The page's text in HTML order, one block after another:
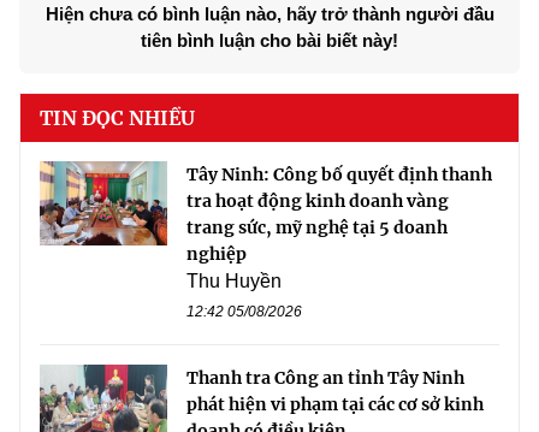
Hiện chưa có bình luận nào, hãy trở thành người đầu
tiên bình luận cho bài biết này!
TIN ĐỌC NHIỀU
Tây Ninh: Công bố quyết định thanh
tra hoạt động kinh doanh vàng
trang sức, mỹ nghệ tại 5 doanh
nghiệp
Thu Huyền
12:42 05/08/2026
Thanh tra Công an tỉnh Tây Ninh
phát hiện vi phạm tại các cơ sở kinh